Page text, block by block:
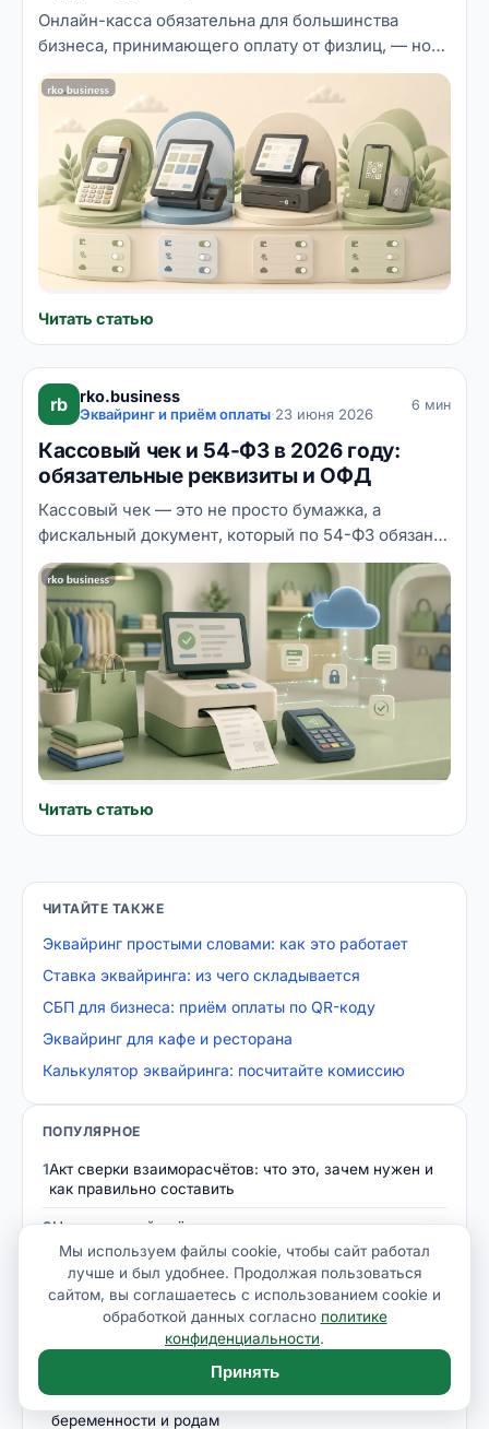
Онлайн-касса обязательна для большинства
бизнеса, принимающего оплату от физлиц, — но
касс много, и выбрать подходящую непросто.
Разбираем, какую онлайн-кассу выбрать в 2026
году: какие бывают виды, чем отличаются смарт-
терминал, фискальный регистратор и облачная
касса, что такое ФН и ОФД, и как подобрать кассу
под свой формат — от магазина до интернет-
торговли и курьерской доставки.
Читать статью
rb rko.business
Эквайринг и приём оплаты·23 июня 2026
6 мин
Кассовый чек и 54-ФЗ в 2026 году:
обязательные реквизиты и ОФД
Кассовый чек — это не просто бумажка, а
фискальный документ, который по 54-ФЗ обязан
содержать определённый набор реквизитов и
уходить в налоговую через оператора фискальных
данных. Разбираем, что такое 54-ФЗ простыми
словами, какие реквизиты обязательны в чеке, как
работает ОФД и в каких случаях онлайн-касса
обязательна. Точный перечень требований
сверяйте с ФНС.
Читать статью
ЧИТАЙТЕ ТАКЖЕ
Эквайринг простыми словами: как это работает
Ставка эквайринга: из чего складывается
СБП для бизнеса: приём оплаты по QR-коду
Эквайринг для кафе и ресторана
Калькулятор эквайринга: посчитайте комиссию
ПОПУЛЯРНОЕ
1Акт сверки взаиморасчётов: что это, зачем нужен и
как правильно составить
2Номинальный счёт: что это, кому нужен и как
открыть
Как выставить счёт на оплату: реквизиты, образец и
пошаговая инструкция
Самоинкассация: как сдавать наличную выручку
через банкомат и сколько это стоит
5Декретные для ИП: как получить пособие по
беременности и родам
Мы используем файлы cookie, чтобы сайт работал
лучше и был удобнее. Продолжая пользоваться
сайтом, вы соглашаетесь с использованием cookie и
обработкой данных согласно политике
конфиденциальности.
Принять